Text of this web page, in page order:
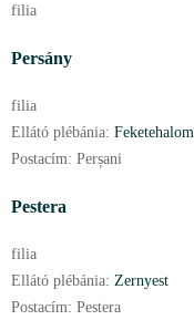
filia
Persány
filia
Ellátó plébánia: Feketehalom
Postacím: Perșani
Pestera
filia
Ellátó plébánia: Zernyest
Postacím: Pestera